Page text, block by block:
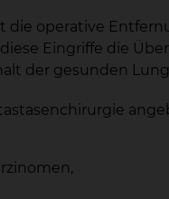
operative
Eingriffe die
der gesunden